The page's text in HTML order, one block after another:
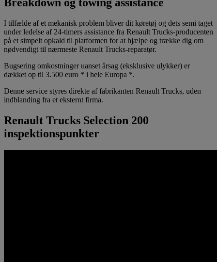
Breakdown og towing assistance
I tilfælde af et mekanisk problem bliver dit køretøj og dets semi taget
under ledelse af 24-timers assistance fra Renault Trucks-producenten
på et simpelt opkald til platformen for at hjælpe og trække dig om
nødvendigt til nærmeste Renault Trucks-reparatør.
Bugsering omkostninger uanset årsag (eksklusive ulykker) er
dækket op til 3.500 euro * i hele Europa *.
Denne service styres direkte af fabrikanten Renault Trucks, uden
indblanding fra et eksternt firma.
Renault Trucks Selection 200
inspektionspunkter